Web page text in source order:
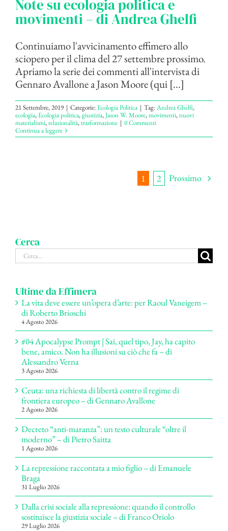
Note su ecologia politica e
movimenti – di Andrea Ghelfi
Continuiamo l'avvicinamento effimero allo
sciopero per il clima del 27 settembre prossimo.
Apriamo la serie dei commenti all'intervista di
Gennaro Avallone a Jason Moore (qui [...]
21 Settembre, 2019 | Categorie:Ecologia Politica | Tag:Andrea Ghelfi,
ecologia,Ecologia politica,giustizia,Jason W. Moore,movimenti,nuovi
materialismi,relazionalità,trasformazione | 0 Commenti
Continua a leggere
1 2 Prossimo
Cerca
Cerca
per:
Ultime da Effimera
La vita deve essere un’opera d’arte: per Raoul Vaneigem –
di Roberto Brioschi
4 Agosto 2026
#04 Apocalypse Prompt | Sai, quel tipo, Jay, ha capito
bene, amico. Non ha illusioni su ciò che fa – di
Alessandro Verna
3 Agosto 2026
Ceuta: una richiesta di libertà contro il regime di
frontiera europeo – di Gennaro Avallone
2 Agosto 2026
Decreto “anti-maranza”: un testo culturale “oltre il
moderno” – di Pietro Saitta
1 Agosto 2026
La repressione raccontata a mio figlio – di Emanuele
Braga
31 Luglio 2026
Dalla crisi sociale alla repressione: quando il controllo
sostituisce la giustizia sociale – di Franco Oriolo
29 Luglio 2026